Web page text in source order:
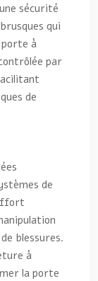
sécurité
qui
à
par
de
de
blessures.
à
la porte